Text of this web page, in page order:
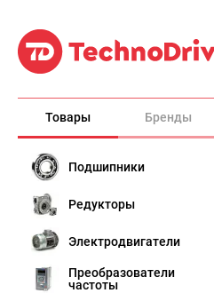
Товары Бренды
Подшипники
Редукторы
Электродвигатели
Преобразователи
частоты